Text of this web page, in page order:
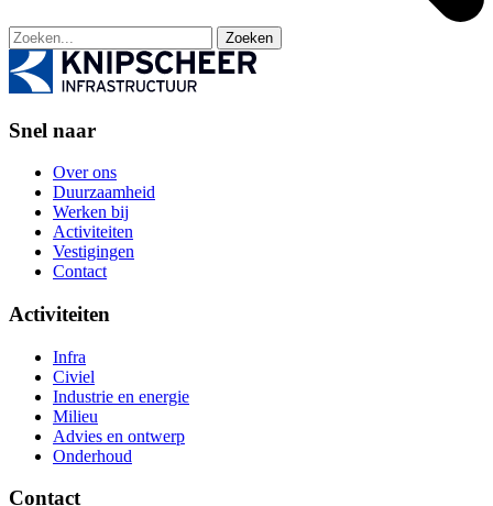
Zoeken
Snel naar
Over ons
Duurzaamheid
Werken bij
Activiteiten
Vestigingen
Contact
Activiteiten
Infra
Civiel
Industrie en energie
Milieu
Advies en ontwerp
Onderhoud
Contact